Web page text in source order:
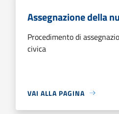
Assegnazione della
Procedimento di
civica
VAI ALLA PAGINA